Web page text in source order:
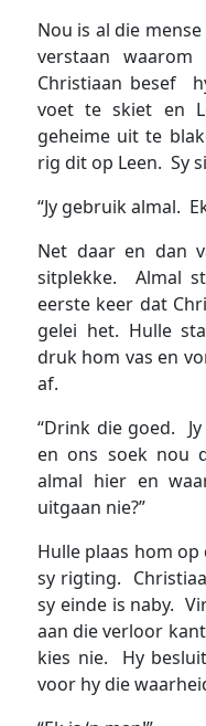
Nou is al die
verstaan
Christiaan besef
voet te skiet en
geheime uit te
rig dit op Leen. Sy
“Jy gebruik almal.
Net daar en dan
sitplekke. Almal
eerste keer dat
gelei het. Hulle
druk hom vas en
af.
“Drink die goed.
en ons soek nou
almal hier en
uitgaan nie?”
Hulle plaas hom
sy rigting.
sy einde is naby.
aan die verloor
kies nie. Hy
voor hy die